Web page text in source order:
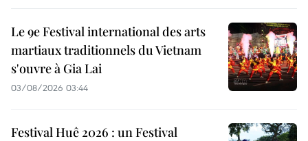
Le 9e Festival international des arts
martiaux traditionnels du Vietnam
s'ouvre à Gia Lai
03/08/2026 03:44
Festival Huê 2026 : un Festival